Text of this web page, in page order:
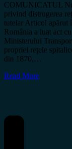
COMUNICATUL
privind distrugerea
tutelar Articol
România a luat act
Ministerului
propriei rețele
din 1870,…
Read More